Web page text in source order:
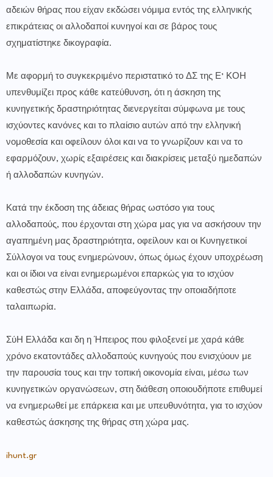
αδειών θήρας που είχαν εκδώσει νόμιμα εντός της ελληνικής
επικράτειας οι αλλοδαποί κυνηγοί και σε βάρος τους
σχηματίστηκε δικογραφία.
Με αφορμή το συγκεκριμένο περιστατικό το ΔΣ της Ε’ ΚΟΗ
υπενθυμίζει προς κάθε κατεύθυνση, ότι η άσκηση της
κυνηγετικής δραστηριότητας διενεργείται σύμφωνα με τους
ισχύοντες κανόνες και το πλαίσιο αυτών από την ελληνική
νομοθεσία και οφείλουν όλοι και να το γνωρίζουν και να το
εφαρμόζουν, χωρίς εξαιρέσεις και διακρίσεις μεταξύ ημεδαπών
ή αλλοδαπών κυνηγών.
Κατά την έκδοση της άδειας θήρας ωστόσο για τους
αλλοδαπούς, που έρχονται στη χώρα μας για να ασκήσουν την
αγαπημένη μας δραστηριότητα, οφείλουν και οι Κυνηγετικοί
Σύλλογοι να τους ενημερώνουν, όπως όμως έχουν υποχρέωση
και οι ίδιοι να είναι ενημερωμένοι επαρκώς για το ισχύον
καθεστώς στην Ελλάδα, αποφεύγοντας την οποιαδήποτε
ταλαιπωρία.
ΣύΗ Ελλάδα και δη η Ήπειρος που φιλοξενεί με χαρά κάθε
χρόνο εκατοντάδες αλλοδαπούς κυνηγούς που ενισχύουν με
την παρουσία τους και την τοπική οικονομία είναι, μέσω των
κυνηγετικών οργανώσεων, στη διάθεση οποιουδήποτε επιθυμεί
να ενημερωθεί με επάρκεια και με υπευθυνότητα, για το ισχύον
καθεστώς άσκησης της θήρας στη χώρα μας.
ihunt.gr